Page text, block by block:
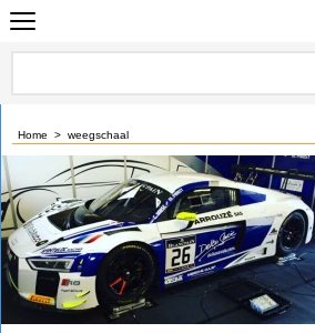
Home > weegschaal